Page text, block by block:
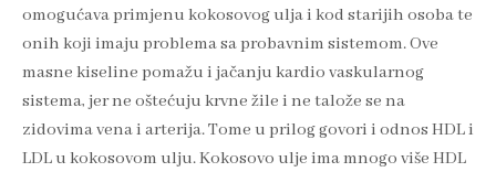
omogućava primjenu kokosovog ulja i kod starijih osoba te
onih koji imaju problema sa probavnim sistemom. Ove
masne kiseline pomažu i jačanju kardio vaskularnog
sistema, jer ne oštećuju krvne žile i ne talože se na
zidovima vena i arterija. Tome u prilog govori i odnos HDL i
LDL u kokosovom ulju. Kokosovo ulje ima mnogo više HDL